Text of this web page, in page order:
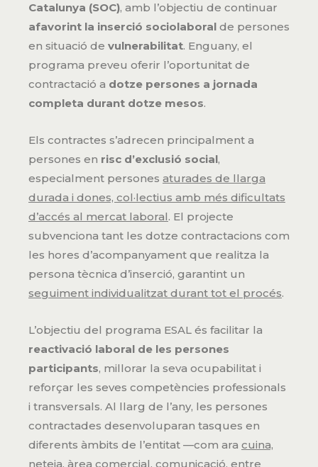
Catalunya (SOC), amb l’objectiu de continuar
afavorint la inserció sociolaboral de persones
en situació de vulnerabilitat. Enguany, el
programa preveu oferir l’oportunitat de
contractació a dotze persones a jornada
completa durant dotze mesos.
Els contractes s’adrecen principalment a
persones en risc d’exclusió social,
especialment persones aturades de llarga
durada i dones, col·lectius amb més dificultats
d’accés al mercat laboral. El projecte
subvenciona tant les dotze contractacions com
les hores d’acompanyament que realitza la
persona tècnica d’inserció, garantint un
seguiment individualitzat durant tot el procés.
L’objectiu del programa ESAL és facilitar la
reactivació laboral de les persones
participants, millorar la seva ocupabilitat i
reforçar les seves competències professionals
i transversals. Al llarg de l’any, les persones
contractades desenvoluparan tasques en
diferents àmbits de l’entitat —com ara cuina,
neteja, àrea comercial, comunicació, entre